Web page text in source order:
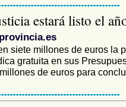
estará listo el
siete millones de euros la
gratuita en sus
de euros para